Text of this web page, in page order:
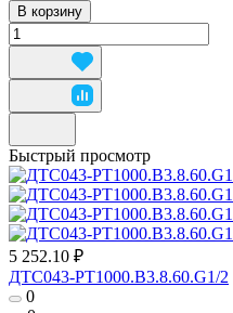
В корзину
Быстрый просмотр
5 252.10 ₽
ДТС043-РТ1000.В3.8.60.G1/2
0